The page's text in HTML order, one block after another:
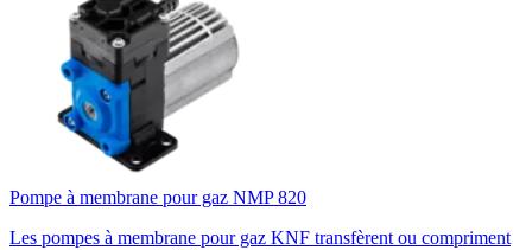
Pompe à membrane pour gaz NMP 820
Les pompes à membrane pour gaz KNF transfèrent ou compriment